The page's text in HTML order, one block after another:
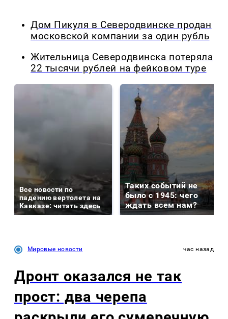
Дом Пикуля в Северодвинске продан
московской компании за один рубль
Жительница Северодвинска потеряла
22 тысячи рублей на фейковом туре
Все новости по
падению вертолета на
Кавказе: читать здесь
Таких событий не
было с 1945: чего
ждать всем нам?
Мировые новости час назад
Дронт оказался не так
прост: два черепа